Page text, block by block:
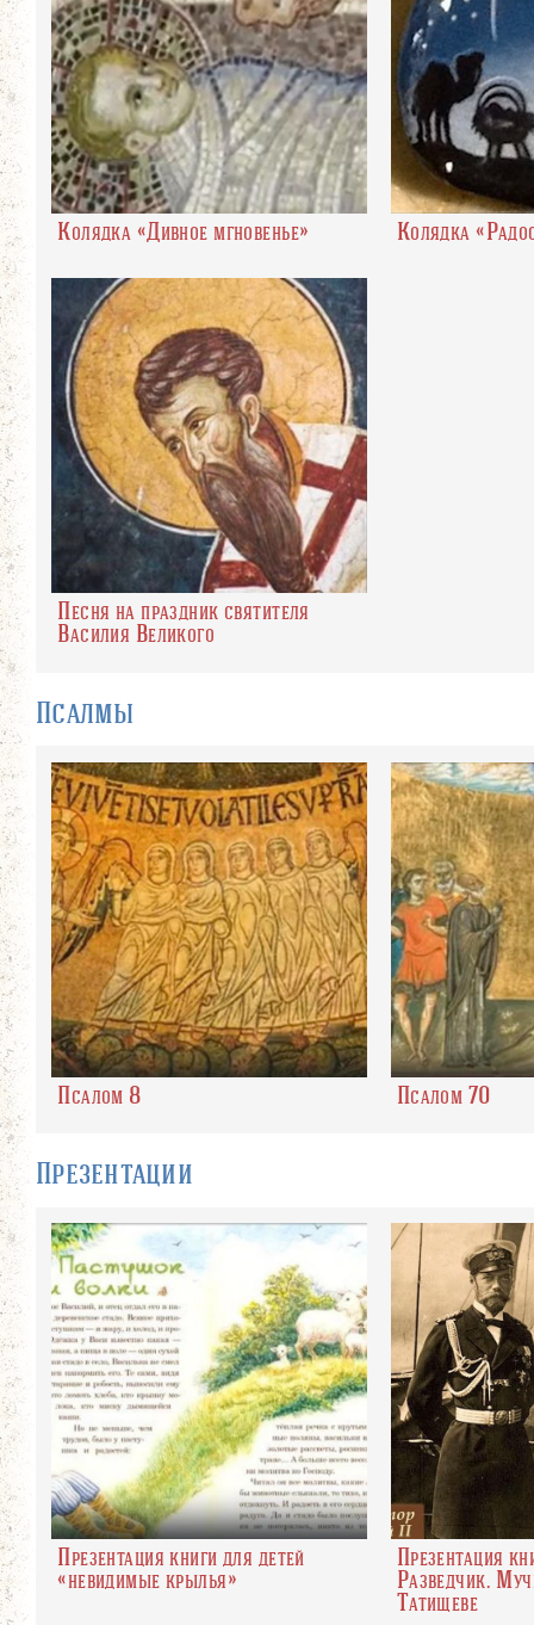
Колядка «Дивное мгновенье» Колядка
Песня на праздник святителя
Василия Великого
Псалмы
Псалом 8 Псалом 70
Презентации
Презентация книги для детей
«невидимые крылья»
Презентация
Разведчик.
Татищеве